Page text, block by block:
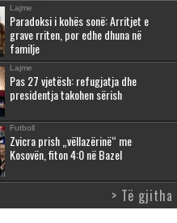
Lajme
Paradoksi i kohës sonë: Arritjet e
grave rriten, por edhe dhuna në
familje
Lajme
Pas 27 vjetësh: refugjatja dhe
presidentja takohen sërish
Futboll
Zvicra prish „vëllazërinë“ me
Kosovën, fiton 4:0 në Bazel
> Të gjitha